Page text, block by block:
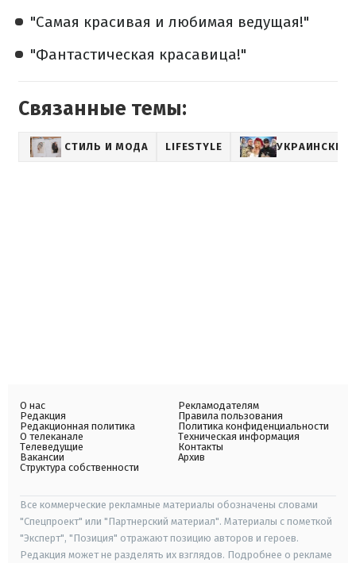
"Самая красивая и любимая ведущая!"
"Фантастическая красавица!"
Связанные темы:
СТИЛЬ И МОДА LIFESTYLE УКРАИНСКИЕ
О нас
Редакция
Редакционная политика
О телеканале
Телеведущие
Вакансии
Структура собственности
Рекламодателям
Правила пользования
Политика конфиденциальности
Техническая информация
Контакты
Архив
Все коммерческие рекламные материалы обозначены словами
"Спецпроект" или "Партнерский материал". Материалы с пометкой
"Эксперт", "Позиция" отражают позицию авторов и героев.
Редакция может не разделять их взглядов. Подробнее о рекламе